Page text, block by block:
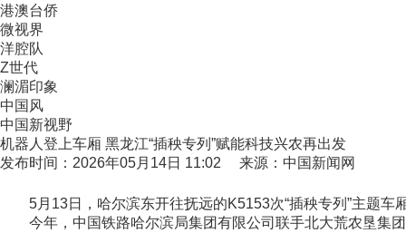
港澳台侨
微视界
洋腔队
Z世代
澜湄印象
中国风
中国新视野
机器人登上车厢 黑龙江“插秧专列”赋能科技兴农再出发
发布时间：2026年05月14日 11:02 来源：中国新闻网
5月13日，哈尔滨东开往抚远的K5153次“插秧专列”主题车
今年，中国铁路哈尔滨局集团有限公司联手北大荒农垦集团